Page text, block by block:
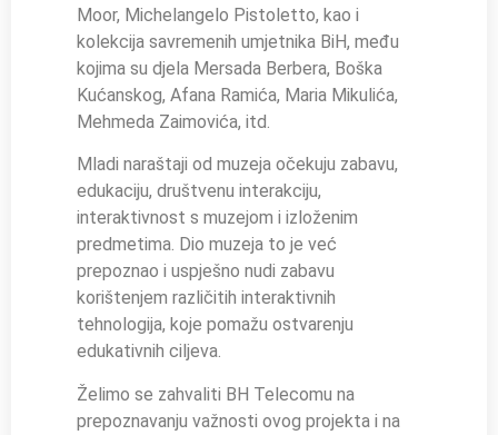
Moor, Michelangelo Pistoletto, kao i
kolekcija savremenih umjetnika BiH, među
kojima su djela Mersada Berbera, Boška
Kućanskog, Afana Ramića, Maria Mikulića,
Mehmeda Zaimovića, itd.
Mladi naraštaji od muzeja očekuju zabavu,
edukaciju, društvenu interakciju,
interaktivnost s muzejom i izloženim
predmetima. Dio muzeja to je već
prepoznao i uspješno nudi zabavu
korištenjem različitih interaktivnih
tehnologija, koje pomažu ostvarenju
edukativnih ciljeva.
Želimo se zahvaliti BH Telecomu na
prepoznavanju važnosti ovog projekta i na